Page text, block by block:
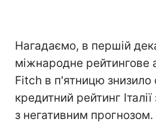
Нагадаємо, в першій
міжнародне рейтингове
Fitch в п'ятницю знизило
кредитний рейтинг
з негативним